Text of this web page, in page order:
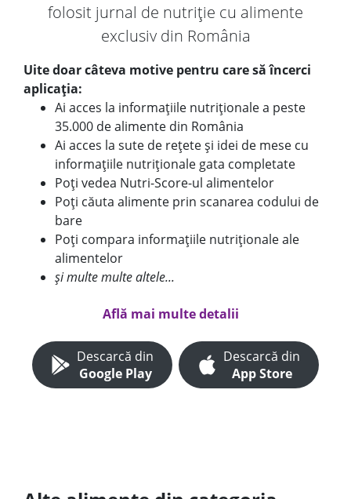
folosit jurnal de nutriție cu alimente
exclusiv din România
Uite doar câteva motive pentru care să încerci
aplicația:
Ai acces la informațiile nutriționale a peste
35.000 de alimente din România
Ai acces la sute de rețete și idei de mese cu
informațiile nutriționale gata completate
Poți vedea Nutri-Score-ul alimentelor
Poți căuta alimente prin scanarea codului de
bare
Poți compara informațiile nutriționale ale
alimentelor
și multe multe altele...
Află mai multe detalii
Descarcă din
Google Play
Descarcă din
App Store